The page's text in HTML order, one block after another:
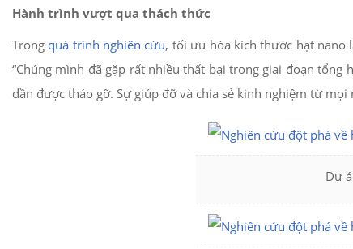
Hành trình vượt qua thách thức
Trong quá trình nghiên cứu, tối ưu hóa kích thước hạt nano
“Chúng mình đã gặp rất nhiều thất bại trong giai đoạn
dần được tháo gỡ. Sự giúp đỡ và chia sẻ kinh nghiệm từ
Dự